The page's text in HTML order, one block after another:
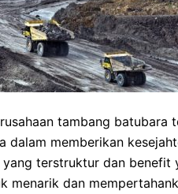
tambang batubara
dalam memberikan
terstruktur dan benefit
menarik dan